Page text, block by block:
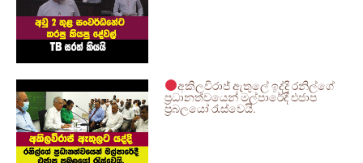
අකිලවිරාජ් ඇතුලේ ඉද්දි රනිල්ගේ
ප්‍රධානත්වයෙන් මල්පාරේදී එජාප
ප්‍රබලයෝ රැස්වෙයි.